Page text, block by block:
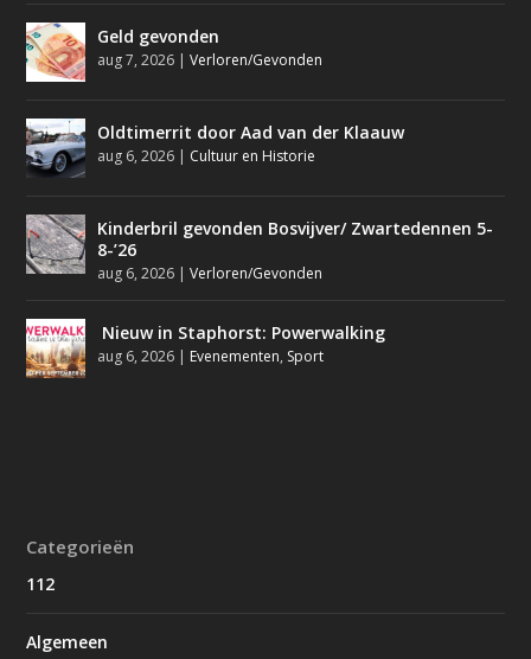
Geld gevonden
aug 7, 2026 |Verloren/Gevonden
Oldtimerrit door Aad van der Klaauw
aug 6, 2026 | Cultuur en Historie
Kinderbril gevonden Bosvijver/ Zwartedennen 5-
8-’26
aug 6, 2026 |Verloren/Gevonden
Nieuw in Staphorst: Powerwalking
aug 6, 2026 | Evenementen, Sport
Categorieën
112
Algemeen